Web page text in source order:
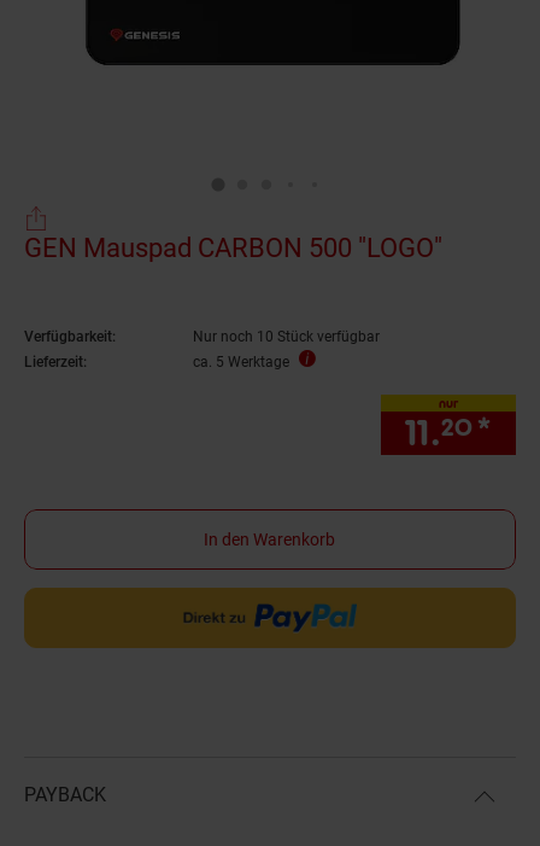
GEN Mauspad CARBON 500 "LOGO"
Verfügbarkeit:
Nur noch 10 Stück verfügbar
Lieferzeit:
ca. 5 Werktage
nur
11.20 *
In den Warenkorb
PAYBACK